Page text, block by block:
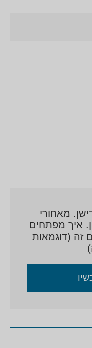
מאחורי
איך מפתחים
זה (דוגמאות